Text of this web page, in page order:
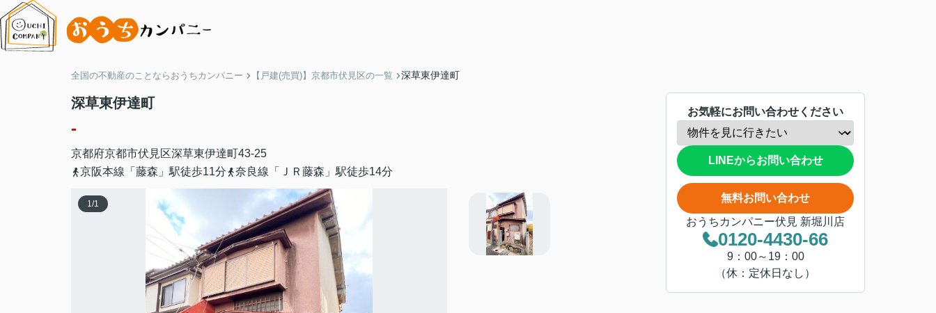
全国の不動産のことならおうちカンパニー 【戸建(売買)】京都市伏見区の一覧 深草東伊達町
深草東伊達町
-
京都府京都市伏見区深草東伊達町43-25
京阪本線「藤森」駅徒歩11分
奈良線「ＪＲ藤森」駅徒歩14分
1/1
お気軽にお問い合わせください
LINEからお問い合わせ
無料お問い合わせ
おうちカンパニー伏見 新堀川店
0120-4430-66
9：00～19：00
（休：定休日なし）